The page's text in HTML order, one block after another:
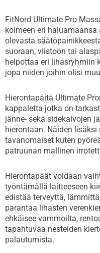
FitNord Ultimate Pro
kolmeen eri
olevasta
suoraan, viistoon tai
helpottaa eri lihasryhmiin
jopa niiden joihin olisi
Hierontapäitä Ultimate
kappaletta jotka on
jänne- sekä sidekalvojen
hierontaan. Näiden
tavanomaiset kuten
patruunan mallinen
Hierontapäät voidaan
työntämällä laitteeseen
edistää terveyttä,
parantaa lihasten
ehkäisee vammoilta,
tapahtuvaa nesteiden
palautumista.